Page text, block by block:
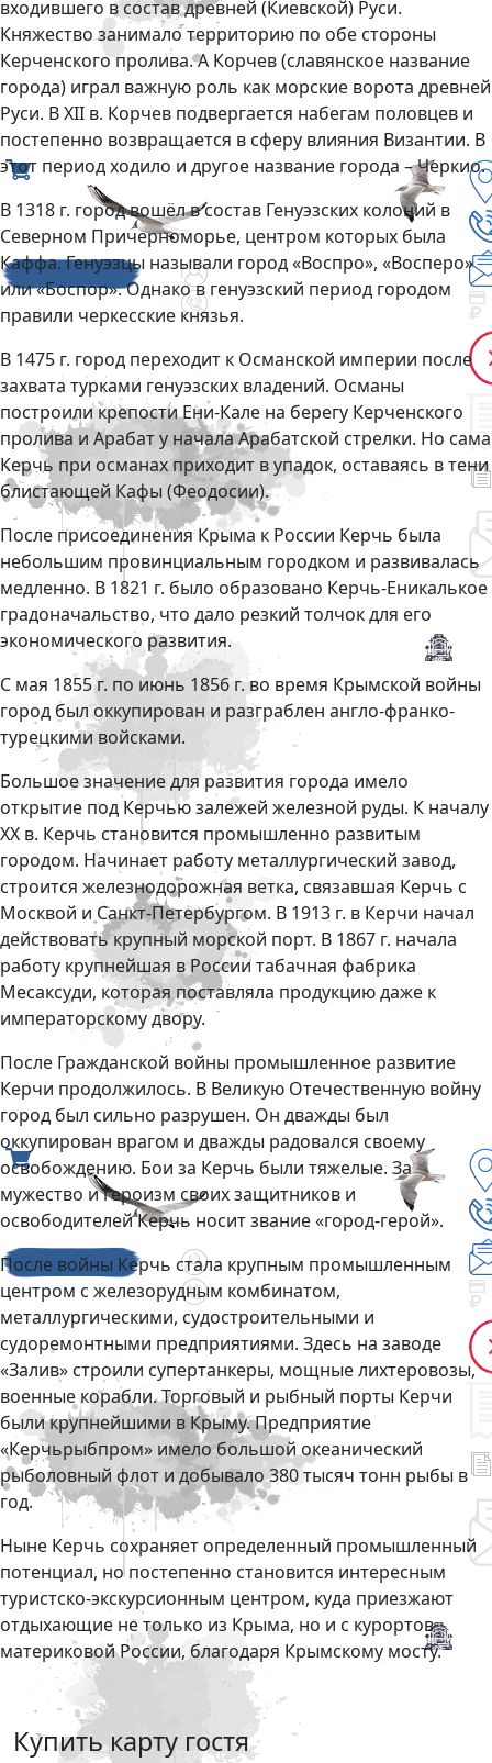
входившего в состав древней (Киевской) Руси.
Княжество занимало территорию по обе стороны
Керченского пролива. А Корчев (славянское название
города) играл важную роль как морские ворота древней
Руси. В ХII в. Корчев подвергается набегам половцев и
постепенно возвращается в сферу влияния Византии. В
этот период ходило и другое название города – Черкио.
В 1318 г. город вошёл в состав Генуэзских колоний в
Северном Причерноморье, центром которых была
Каффа. Генуэзцы называли город «Воспро», «Восперо»
или «Боспор». Однако в генуэзский период городом
правили черкесские князья.
В 1475 г. город переходит к Османской империи после
захвата турками генуэзских владений. Османы
построили крепости Ени-Кале на берегу Керченского
пролива и Арабат у начала Арабатской стрелки. Но сама
Керчь при османах приходит в упадок, оставаясь в тени
блистающей Кафы (Феодосии).
После присоединения Крыма к России Керчь была
небольшим провинциальным городком и развивалась
медленно. В 1821 г. было образовано Керчь-Еникалькое
градоначальство, что дало резкий толчок для его
экономического развития.
С мая 1855 г. по июнь 1856 г. во время Крымской войны
город был оккупирован и разграблен англо-франко-
турецкими войсками.
Большое значение для развития города имело
открытие под Керчью залежей железной руды. К началу
ХХ в. Керчь становится промышленно развитым
городом. Начинает работу металлургический завод,
строится железнодорожная ветка, связавшая Керчь с
Москвой и Санкт-Петербургом. В 1913 г. в Керчи начал
действовать крупный морской порт. В 1867 г. начала
работу крупнейшая в России табачная фабрика
Месаксуди, которая поставляла продукцию даже к
императорскому двору.
После Гражданской войны промышленное развитие
Керчи продолжилось. В Великую Отечественную войну
город был сильно разрушен. Он дважды был
оккупирован врагом и дважды радовался своему
освобождению. Бои за Керчь были тяжелые. За
мужество и героизм своих защитников и
освободителей Керчь носит звание «город-герой».
После войны Керчь стала крупным промышленным
центром с железорудным комбинатом,
металлургическими, судостроительными и
судоремонтными предприятиями. Здесь на заводе
«Залив» строили супертанкеры, мощные лихтеровозы,
военные корабли. Торговый и рыбный порты Керчи
были крупнейшими в Крыму. Предприятие
«Керчьрыбпром» имело большой океанический
рыболовный флот и добывало 380 тысяч тонн рыбы в
год.
Ныне Керчь сохраняет определенный промышленный
потенциал, но постепенно становится интересным
туристско-экскурсионным центром, куда приезжают
отдыхающие не только из Крыма, но и с курортов
материковой России, благодаря Крымскому мосту.
Купить карту гостя